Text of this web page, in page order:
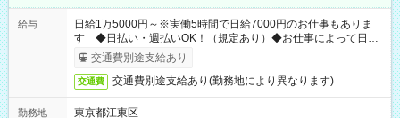
給与
日給1万5000円～※実働5時間で日給7000円のお仕事もありま
す ◆日払い・週払いOK！（規定あり）◆お仕事によって日給
も異なります
交通費別途支給あり
交通費 交通費別途支給あり(勤務地により異なります)
勤務地
東京都江東区